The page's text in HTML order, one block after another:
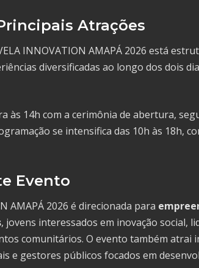
Atrações
INNOVATION AMAPÁ 2026 está
diversificadas ao longo dos dois
às 14h com a cerimônia de abertura,
se intensifica das 10h às 18h,
Evento
AMAPÁ 2026 é direcionada para
, jovens interessados em inovação social,
comunitários. O evento também atrai
e gestores públicos focados em